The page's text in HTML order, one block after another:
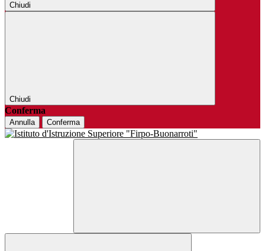
Chiudi
Chiudi
Conferma
Annulla Conferma